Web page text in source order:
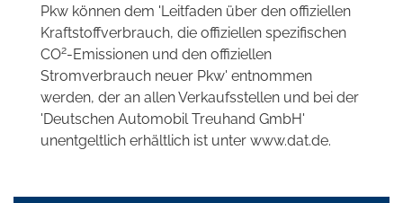
Pkw können dem 'Leitfaden über den offiziellen
Kraftstoffverbrauch, die offiziellen spezifischen
CO2-Emissionen und den offiziellen
Stromverbrauch neuer Pkw' entnommen
werden, der an allen Verkaufsstellen und bei der
'Deutschen Automobil Treuhand GmbH'
unentgeltlich erhältlich ist unter www.dat.de.